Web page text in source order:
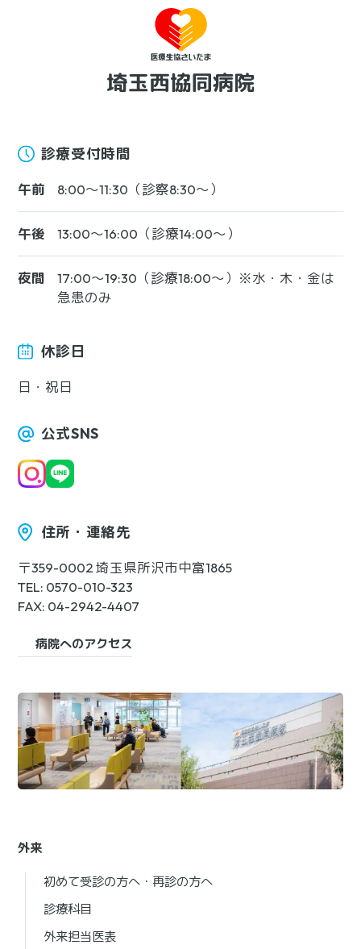
診療受付時間
午前 8:00〜11:30（診察8:30〜）
午後 13:00〜16:00（診療14:00〜）
夜間
17:00〜19:30（診療18:00〜）※水・木・金は
急患のみ
休診日
日・祝日
公式SNS
住所・連絡先
〒359-0002 埼玉県所沢市中富1865
TEL: 0570-010-323
FAX: 04-2942-4407
病院へのアクセス
外来
初めて受診の方へ・再診の方へ
診療科目
外来担当医表